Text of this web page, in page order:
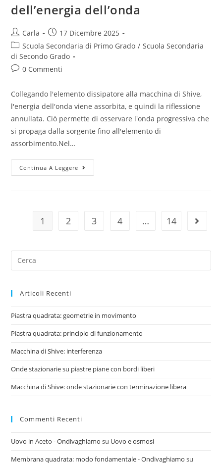
dell’energia dell’onda
Post
author:
Carla
Post
published:
17 Dicembre 2025
Post
category:
Scuola Secondaria di Primo Grado / Scuola Secondaria
di Secondo Grado
Post0 Commenti
Collegando l'elemento dissipatore alla macchina di Shive,
l'energia dell'onda viene assorbita, e quindi la riflessione
annullata. Ciò permette di osservare l'onda progressiva che
si propaga dalla sorgente fino all'elemento di
assorbimento.Nel…
Continua A Leggere
di
dell’onda
1 2 3 4 … 14 Vai alla
Search
for:
Articoli Recenti
Piastra quadrata: geometrie in movimento
Piastra quadrata: principio di funzionamento
Macchina di Shive: interferenza
Onde stazionarie su piastre piane con bordi liberi
Macchina di Shive: onde stazionarie con terminazione libera
Commenti Recenti
Uovo in Aceto - Ondivaghiamo su Uovo e osmosi
Membrana quadrata: modo fondamentale - Ondivaghiamo su